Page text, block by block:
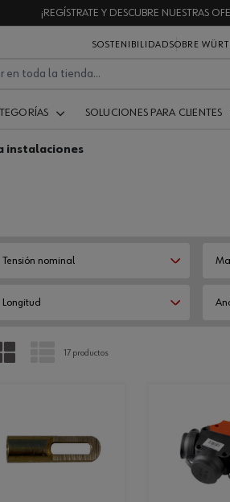
¡REGÍSTRATE Y DESCUBRE NUESTRAS
SOSTENIBILIDADSOBRE
SOLUCIONES PARA CLIENTES
instalaciones
Tensión nominal
Longitud
PARRILLA LISTA
17 productos